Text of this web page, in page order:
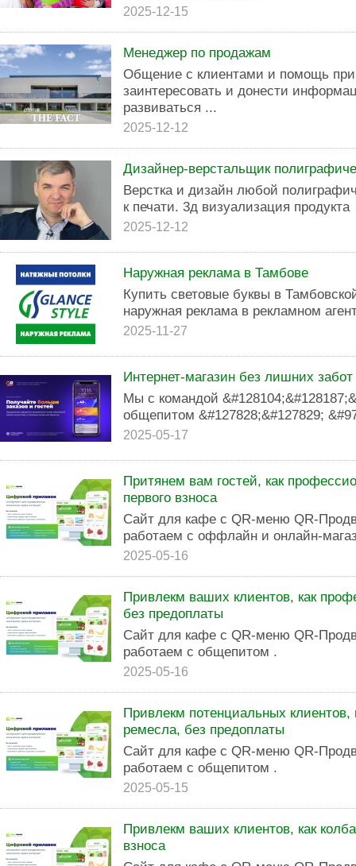
2025-12-15
Менеджер по продажам
Общение с клиентами и помощь при
заинтересовать и донести
развиваться ...
2025-12-12
Дизайнер-верстальщик
Верстка и дизайн любой
к печати. 3д визуализация продукта
2025-12-12
Наружная реклама в Тамбове
Купить световые буквы в
наружная реклама в рекламном
2025-11-27
Интернет-магазин без лишних
Мы с командой
общепитом &#127828;&#127829;
2025-05-17
Притянем вам гостей, как
первого взноса
Сайт для кафе с QR-меню QR-
работаем с оффлайн и онлайн-
2025-05-16
Привлекм ваших клиентов, как
без предоплаты
Сайт для кафе с QR-меню QR-
работаем с общепитом .
2025-05-16
Привлекм потенциальных клиентов,
ремесла, без предоплаты
Сайт для кафе с QR-меню QR-
работаем с общепитом .
2025-05-15
Привлекм ваших клиентов, как
взноса